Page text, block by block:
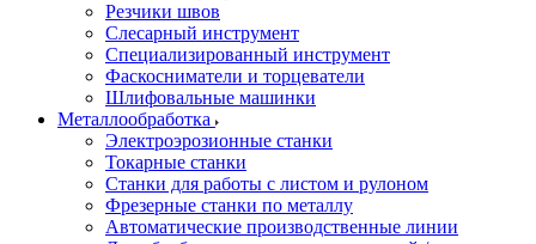
Резчики швов
Слесарный инструмент
Специализированный инструмент
Фаскосниматели и торцеватели
Шлифовальные машинки
Металлообработка
Электроэрозионные станки
Токарные станки
Станки для работы с листом и рулоном
Фрезерные станки по металлу
Автоматические производственные линии